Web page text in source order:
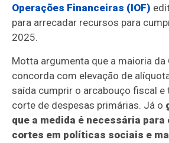
Operações Financeiras (IOF)
para arrecadar recursos para
2025.
Motta argumenta que a maioria da
concorda com elevação de
saída cumprir o arcabouço fiscal e
corte de despesas primárias. Já o
que a medida é necessária
cortes em políticas sociais e